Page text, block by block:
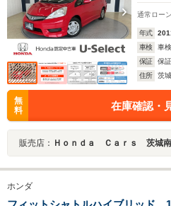
通常ローン
年式
車検
車
保証
保
住所
茨
無
料
在庫確認・
販売店： Ｈｏｎｄａ Ｃａｒｓ 茨城
ホンダ